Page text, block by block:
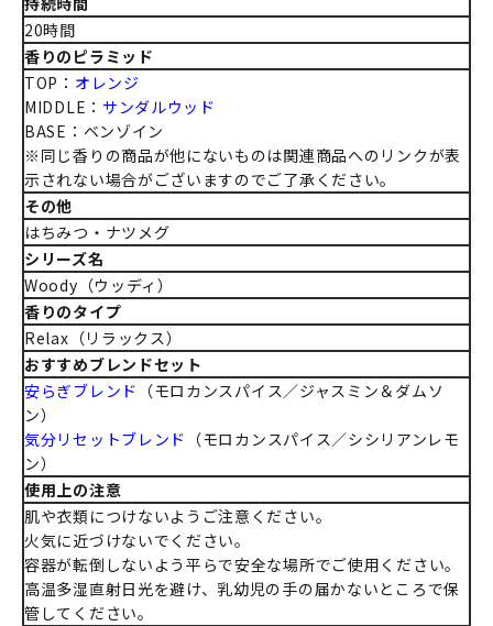
20時間
香りのピラミッド
TOP： オレンジ
MIDDLE： サンダルウッド
BASE：ベンゾイン
※同じ香りの商品が他にないものは関連商品へのリンクが表
示されない場合がございますのでご了承ください。
その他
はちみつ・ナツメグ
シリーズ名
Woody（ウッディ）
香りのタイプ
Relax（リラックス）
おすすめブレンドセット
安らぎブレンド （モロカンスパイス／ジャスミン＆ダムソ
ン）
気分リセットブレンド （モロカンスパイス／シシリアンレモ
ン）
使用上の注意
肌や衣類につけないようご注意ください。
火気に近づけないでください。
容器が転倒しないよう平らで安全な場所でご使用ください。
高温多湿直射日光を避け、乳幼児の手の届かないところで保
管してください。